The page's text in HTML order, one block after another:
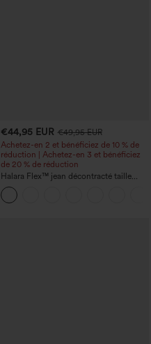
€44,95 EUR €49,95 EUR
Achetez-en 2 et bénéficiez de 10 % de
réduction | Achetez-en 3 et bénéficiez
de 20 % de réduction
Halara Flex™ jean décontracté taille
haute, large, avec poches, ourlet
retroussé et effet délavé